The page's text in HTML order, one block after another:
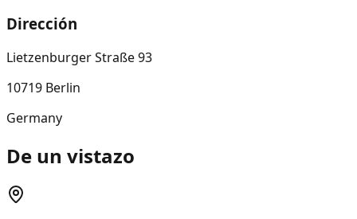
Dirección
Lietzenburger Straße 93
10719 Berlin
Germany
De un vistazo